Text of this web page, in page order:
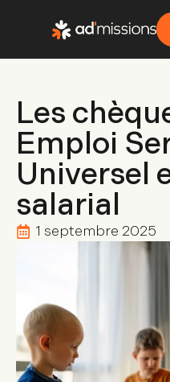
Les
Emploi
Universel
salarial
1 septembre 2025